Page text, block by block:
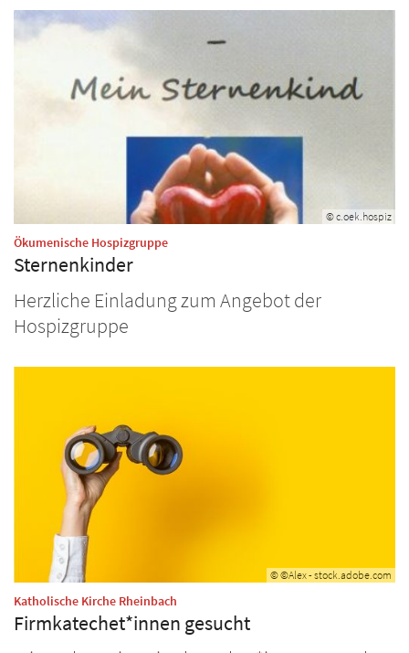
© c.oek.hospiz
Ökumenische Hospizgruppe:
Sternenkinder
Herzliche Einladung zum Angebot der
Hospizgruppe
© ©Alex - stock.adobe.com
Katholische Kirche Rheinbach
Firmkatechet*innen gesucht